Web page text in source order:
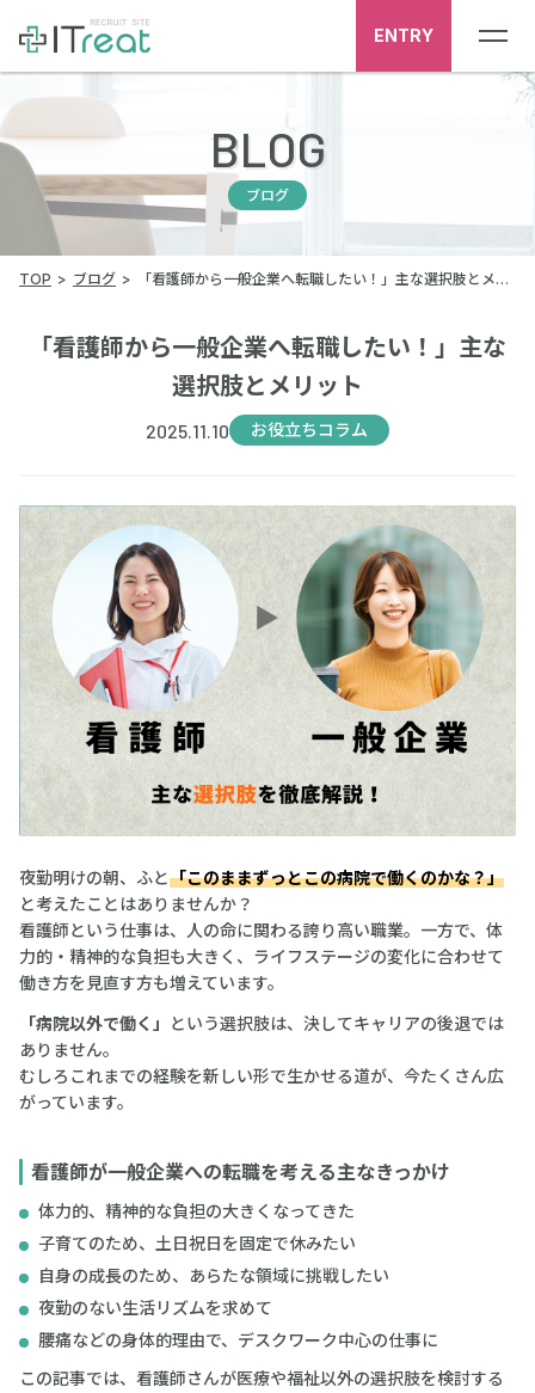
ENTRY
BLOG
ブログ
TOP ブログ 「看護師から一般企業へ転職したい！」主な選択肢とメリット
「看護師から一般企業へ転職したい！」主な
選択肢とメリット
2025.11.10 お役立ちコラム
夜勤明けの朝、ふと「このままずっとこの病院で働くのかな？」
と考えたことはありませんか？
看護師という仕事は、人の命に関わる誇り高い職業。一方で、体
力的・精神的な負担も大きく、ライフステージの変化に合わせて
働き方を見直す方も増えています。
「病院以外で働く」
という選択肢は、決してキャリアの後退では
ありません。
むしろこれまでの経験を新しい形で生かせる道が、今たくさん広
がっています。
看護師が一般企業への転職を考える主なきっかけ
体力的、精神的な負担の大きくなってきた
子育てのため、土日祝日を固定で休みたい
自身の成長のため、あらたな領域に挑戦したい
夜勤のない生活リズムを求めて
腰痛などの身体的理由で、デスクワーク中心の仕事に
この記事では、看護師さんが医療や福祉以外の選択肢を検討する